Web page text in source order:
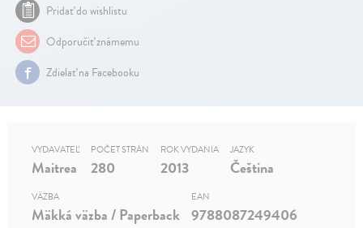
Pridať do wishlistu
Odporučiť známemu
Zdielať na Facebooku
VYDAVATEĽ
Maitrea
POČET STRÁN
280
ROK VYDANIA
2013
JAZYK
Čeština
VÄZBA
Mäkká väzba / Paperback
EAN
9788087249406